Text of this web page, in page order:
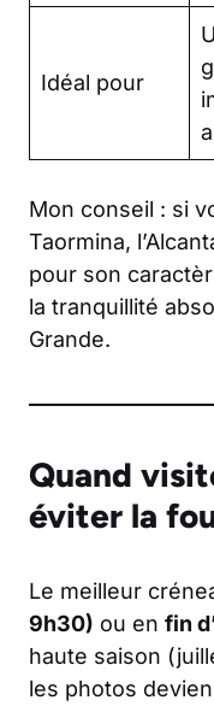
Idéal pour
Mon conseil : si
Taormina,
pour son
la tranquillité
Grande.
Quand
éviter la
Le meilleur
9h30) ou en fin
haute saison
les photos